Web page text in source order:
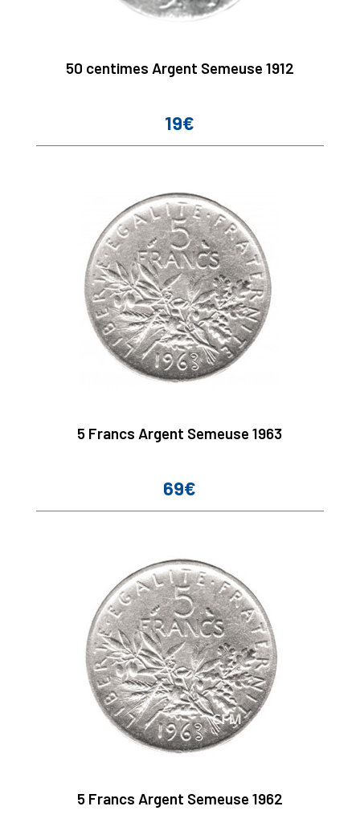
50 centimes Argent Semeuse 1912
Prix
19€
5 Francs Argent Semeuse 1963
Prix
69€
5 Francs Argent Semeuse 1962